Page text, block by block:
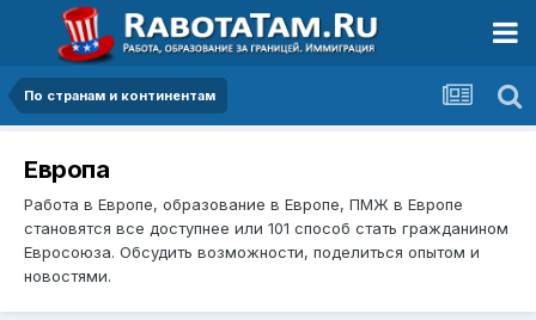
По странам и континентам
Европа
Работа в Европе, образование в Европе, ПМЖ в Европе
становятся все доступнее или 101 способ стать гражданином
Евросоюза. Обсудить возможности, поделиться опытом и
новостями.